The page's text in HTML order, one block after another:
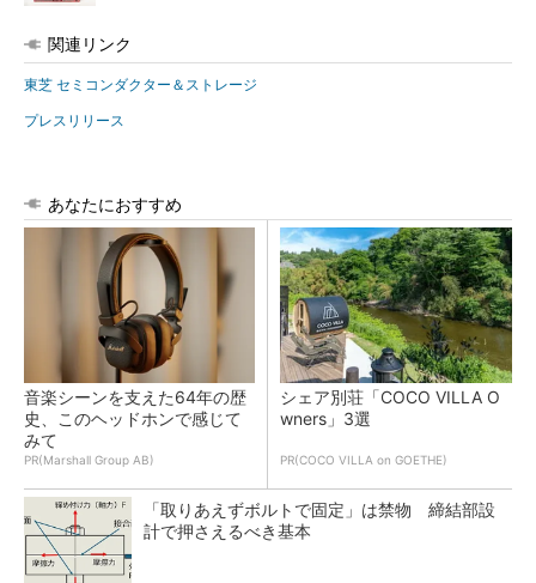
関連リンク
東芝 セミコンダクター＆ストレージ
プレスリリース
あなたにおすすめ
音楽シーンを支えた64年の歴
史、このヘッドホンで感じて
みて
PR(Marshall Group AB)
シェア別荘「COCO VILLA O
wners」3選
PR(COCO VILLA on GOETHE)
「取りあえずボルトで固定」は禁物 締結部設
計で押さえるべき基本